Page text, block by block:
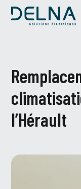
l’Hérault